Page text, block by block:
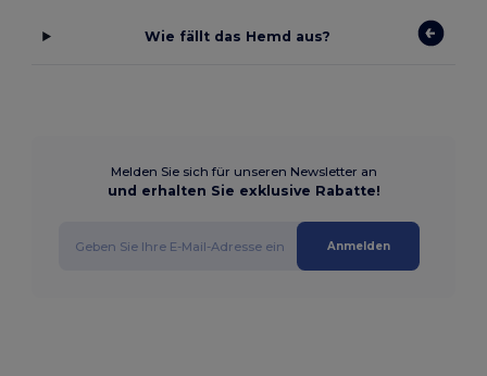
Wie fällt das Hemd aus?
Melden Sie sich für unseren Newsletter an
und erhalten Sie exklusive Rabatte!
Anmelden